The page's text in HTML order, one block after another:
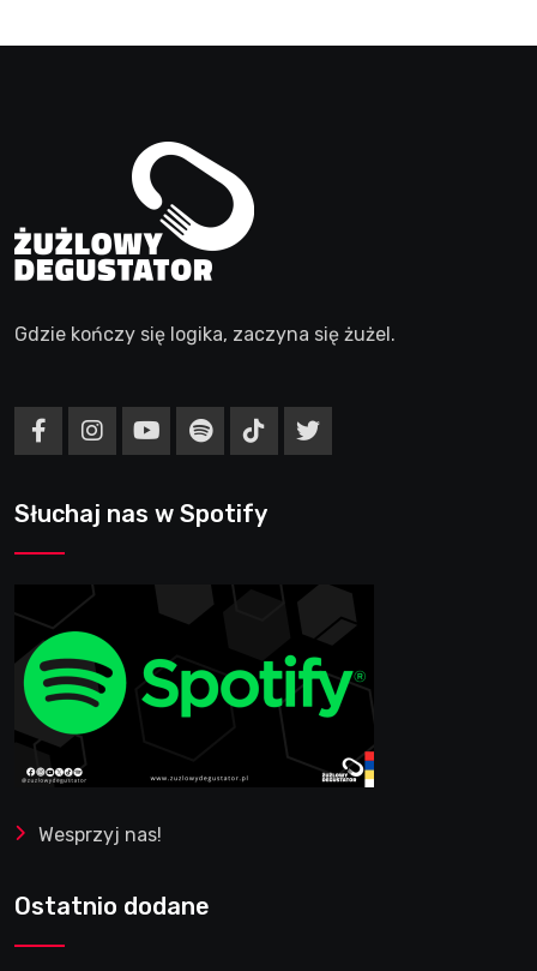
Gdzie kończy się logika, zaczyna się żużel.
Słuchaj nas w Spotify
Wesprzyj nas!
Ostatnio dodane